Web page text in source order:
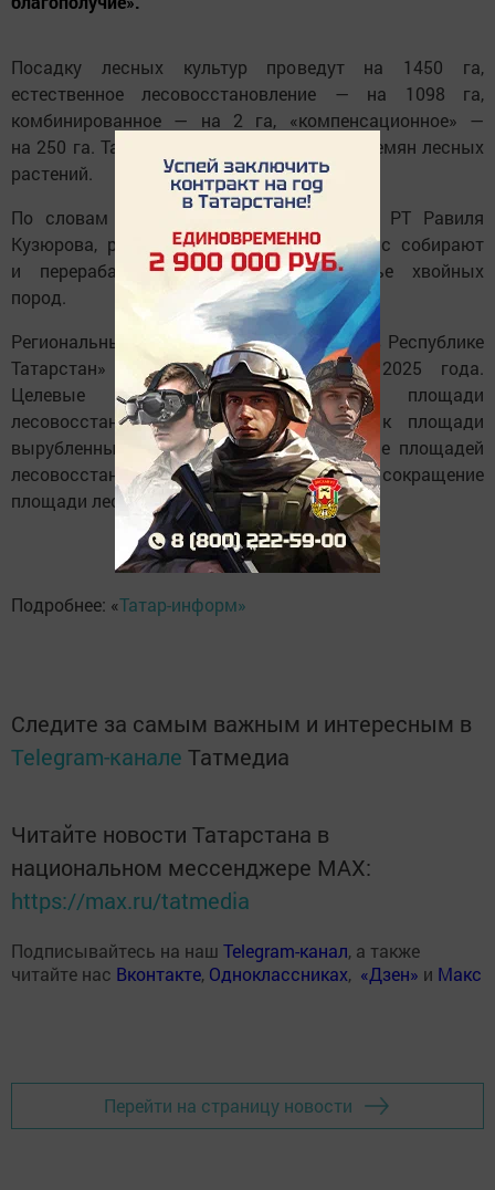
Посадку лесных культур проведут на 1450 га,
естественное лесовосстановление — на 1098 га,
комбинированное — на 2 га, «компенсационное» —
на 250 га. Также заготовят 11,455 тонны семян лесных
растений.
По словам министра лесного хозяйства РТ Равиля
Кузюрова, работы уже начались и сейчас собирают
и перерабатывают лесосеменное сырье хвойных
пород.
Региональный проект «Сохранение лесов в Республике
Татарстан» начали реализовывать с 2025 года.
Целевые индикаторы: отношение площади
лесовосстановления и лесоразведения к площади
вырубленных и погибших лесов, отнесение площадей
лесовосстановления к землям с лесами и сокращение
площади лесных пожаров.
Подробнее: «Татар-информ»
Следите за самым важным и интересным в
Telegram-канале Татмедиа
Читайте новости Татарстана в
национальном мессенджере MАХ:
https://max.ru/tatmedia
Подписывайтесь на наш Telegram-канал, а также
читайте нас Вконтакте, Одноклассниках, «Дзен» и Макс
Перейти на страницу новости